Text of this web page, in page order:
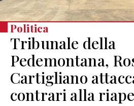
Politica
Tribunale della
Pedemontana,
Cartigliano
contrari alla